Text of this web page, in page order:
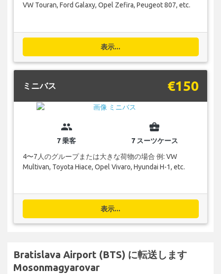
VW Touran, Ford Galaxy, Opel Zefira, Peugeot 807, etc.
表示...
ミニバス €150
group
7 乗客
business_center
7 スーツケース
4〜7人のグループまたは大きな荷物の場合 例: VW
Multivan, Toyota Hiace, Opel Vivaro, Hyundai H-1, etc.
表示...
Bratislava Airport (BTS) に転送します
Mosonmagyarovar